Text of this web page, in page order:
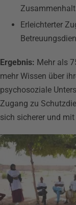
Zusammenhalt
Erleichterter
Ergebnis: Mehr als
mehr Wissen über
psychosoziale
Zugang zu
sich sicherer und